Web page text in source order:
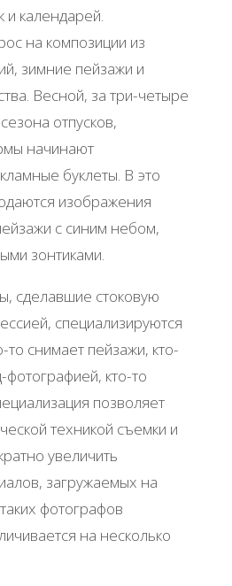
и календарей.
на композиции из
зимние пейзажи и
Весной, за три-четыре
отпусков,
начинают
буклеты. В это
изображения
с синим небом,
зонтиками.
сделавшие стоковую
специализируются
то снимает пейзажи, кто-
фотографией, кто-то
позволяет
техникой съемки и
увеличить
загружаемых на
фотографов
на несколько